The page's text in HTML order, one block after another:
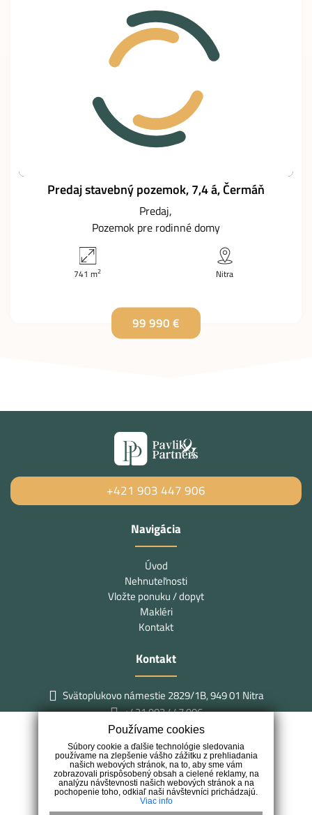
Predaj stavebný pozemok, 7,4 á, Čermáň
Predaj
Pozemok pre rodinné domy
741 m2 Nitra
99 990 €
+421 903 447 906
Navigácia
Úvod
Nehnuteľnosti
Vložte ponuku / dopyt
Makléri
Kontakt
Kontakt
Svätoplukovo námestie 2829/1B, 949 01 Nitra
+421 903 447 906
kontakt@pavlikpartners.sk
Sme rodinná realitná kancelária, hrdo sídliaca v historickom
Používame cookies
Súbory cookie a ďalšie technológie sledovania
používame na zlepšenie vášho zážitku z prehliadania
našich webových stránok, na to, aby sme vám
zobrazovali prispôsobený obsah a cielené reklamy, na
analýzu návštevnosti našich webových stránok a na
pochopenie toho, odkiaľ naši návštevníci prichádzajú.
Viac info